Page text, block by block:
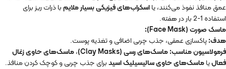
عمق منافذ نفوذ می‌کنند، یااسکراب‌های فیزیکی بسیار ملایمبا ذرات ریز برای
استفاده 1-2 بار در هفته.
ماسک صورت (Face Mask):
هدف:پاکسازی عمقی، جذب چربی اضافی و تغذیه پوست.
فرمولاسیون مناسب:ماسک‌های رسی (Clay Masks) ،ماسک‌های حاوی زغال
فعالیاماسک‌های حاوی سالیسیلیک اسیدبرای جذب چربی و کوچک کردن منافذ.